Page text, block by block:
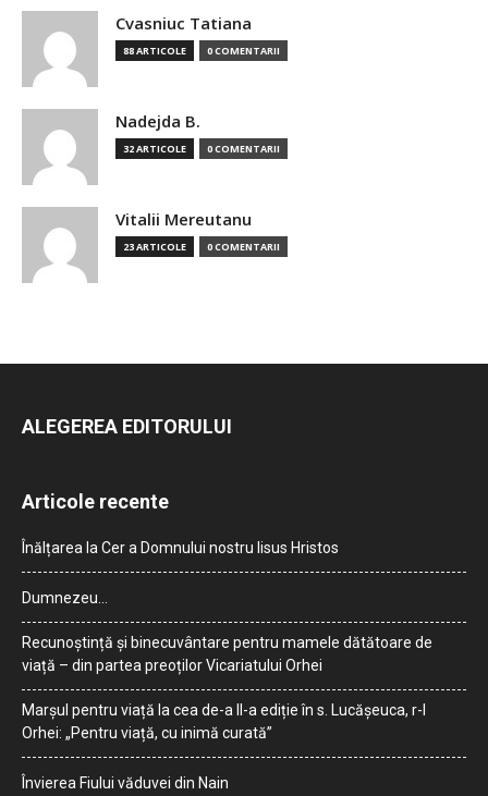
Cvasniuc Tatiana
88 ARTICOLE 0 COMENTARII
Nadejda B.
32 ARTICOLE 0 COMENTARII
Vitalii Mereutanu
23 ARTICOLE 0 COMENTARII
ALEGEREA EDITORULUI
Articole recente
Înălțarea la Cer a Domnului nostru Iisus Hristos
Dumnezeu…
Recunoștință și binecuvântare pentru mamele dătătoare de
viață – din partea preoților Vicariatului Orhei
Marșul pentru viață la cea de-a II-a ediție în s. Lucășeuca, r-l
Orhei: „Pentru viață, cu inimă curată”
Învierea Fiului văduvei din Nain